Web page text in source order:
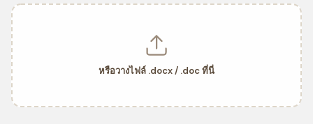
หรือวางไฟล์ .docx / .doc ที่นี่